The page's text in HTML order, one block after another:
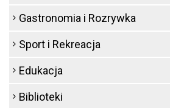
Gastronomia i Rozrywka
Sport i Rekreacja
Edukacja
Biblioteki